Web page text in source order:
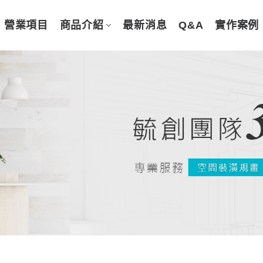
營業項目 商品介紹 最新消息 Q&A 實作案例